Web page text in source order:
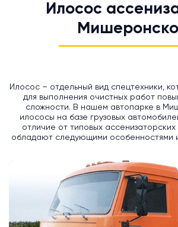
Илосос
Илосос – отдельный вид спецтехники,
для выполнения очистных работ
сложности. В нашем автопарке в
илососы на базе грузовых
отличие от типовых
обладают следующими особенностями